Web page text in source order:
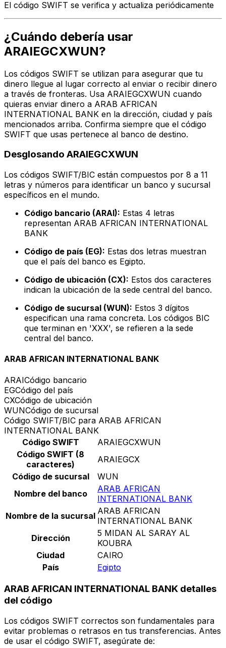
El código SWIFT se verifica y actualiza periódicamente
¿Cuándo debería usar
ARAIEGCXWUN?
Los códigos SWIFT se utilizan para asegurar que tu
dinero llegue al lugar correcto al enviar o recibir dinero
a través de fronteras. Usa ARAIEGCXWUN cuando
quieras enviar dinero a ARAB AFRICAN
INTERNATIONAL BANK en la dirección, ciudad y país
mencionados arriba. Confirma siempre que el código
SWIFT que usas pertenece al banco de destino.
Desglosando ARAIEGCXWUN
Los códigos SWIFT/BIC están compuestos por 8 a 11
letras y números para identificar un banco y sucursal
específicos en el mundo.
Código bancario (ARAI): Estas 4 letras
representan ARAB AFRICAN INTERNATIONAL
BANK
Código de país (EG): Estas dos letras muestran
que el país del banco es Egipto.
Código de ubicación (CX): Estos dos caracteres
indican la ubicación de la sede central del banco.
Código de sucursal (WUN): Estos 3 dígitos
especifican una rama concreta. Los códigos BIC
que terminan en 'XXX', se refieren a la sede
central del banco.
ARAB AFRICAN INTERNATIONAL BANK
ARAICódigo bancario
EGCódigo del país
CXCódigo de ubicación
WUNCódigo de sucursal
Código SWIFT/BIC para ARAB AFRICAN
INTERNATIONAL BANK
Código SWIFT
ARAIEGCXWUN
Código SWIFT (8
caracteres)
ARAIEGCX
Código de sucursal
WUN
Nombre del banco
ARAB AFRICAN
INTERNATIONAL BANK
Nombre de la sucursal ARAB AFRICAN
INTERNATIONAL BANK
Dirección
5 MIDAN AL SARAY AL
KOUBRA
Ciudad
CAIRO
País
Egipto
ARAB AFRICAN INTERNATIONAL BANK detalles
del código
Los códigos SWIFT correctos son fundamentales para
evitar problemas o retrasos en tus transferencias. Antes
de usar el código SWIFT, asegúrate de: